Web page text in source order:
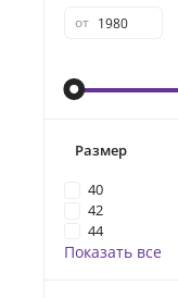
от
Размер
40
42
44
Показать все